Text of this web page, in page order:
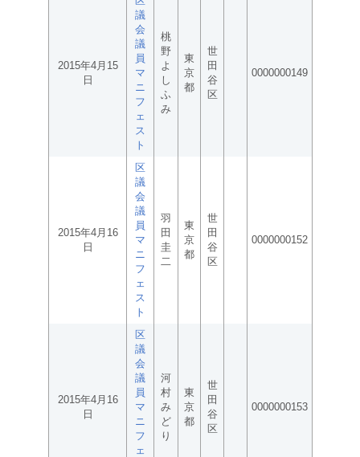
2015年4月15
日
議
会
議
員
マ
ニ
フ
ェ
ス
ト
桃
野
よ
し
ふ
み
東
京
都
世
田
谷
区
0000000149
2015年4月16
日
区
議
会
議
員
マ
ニ
フ
ェ
ス
ト
羽
田
圭
二
東
京
都
世
田
谷
区
0000000152
2015年4月16
日
区
議
会
議
員
マ
ニ
フ
ェ
河
村
み
ど
り
東
京
都
世
田
谷
区
0000000153